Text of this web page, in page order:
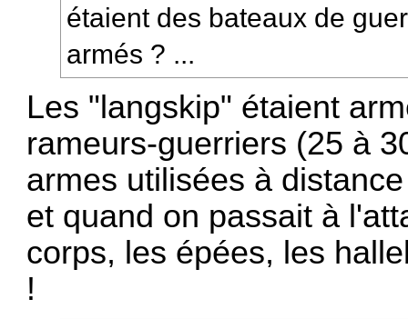
étaient des bateaux de
armés ? ...
Les "langskip" étaient
rameurs-guerriers (25 à
armes utilisées à
et quand on passait à
corps, les épées, les
!